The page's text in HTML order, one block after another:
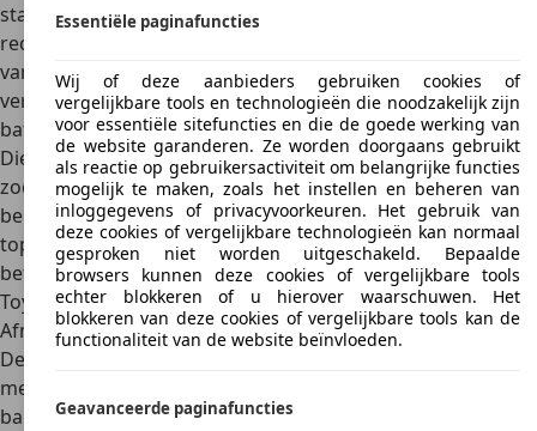
stadsverkeer komt de hybride aandrijving echt tot zijn
recht en wordt het echte verschil gemaakt ten opzichte
van een auto met enkel een conventionele
verbrandingsmotor. Dit zijn de momenten waarop de
batterij wordt opgeladen middelsregeneratief remmen.
Die energie wordt later weer gebruikt bij het accelereren,
zodat de Toyota op die momenten geen of minder een
beroep hoeft te doen op de verbrandingsmotor. De
topsnelheid van de Camry is 180 km/h. Door zijn hoge
betrouwbaarheid, geringe verbruik en hoge comfort is de
Toyota Camry een populaire auto, vooral bij taxichauffeurs.
Afmetingen
De Toyota Camry van de huidige achtste generatie is 4,89
meter lang, 1,84 meter breed en 1,45 meter hoog. De
bagageruimte biedt met haar inhoud van wel 524 liter veel
Essentiële paginafuncties
Wij of deze aanbieders gebruiken cookies of
vergelijkbare tools en technologieën die noodzakelijk zijn
voor essentiële sitefuncties en die de goede werking van
de website garanderen. Ze worden doorgaans gebruikt
als reactie op gebruikersactiviteit om belangrijke functies
mogelijk te maken, zoals het instellen en beheren van
inloggegevens of privacyvoorkeuren. Het gebruik van
deze cookies of vergelijkbare technologieën kan normaal
gesproken niet worden uitgeschakeld. Bepaalde
browsers kunnen deze cookies of vergelijkbare tools
echter blokkeren of u hierover waarschuwen. Het
blokkeren van deze cookies of vergelijkbare tools kan de
functionaliteit van de website beïnvloeden.
Geavanceerde paginafuncties